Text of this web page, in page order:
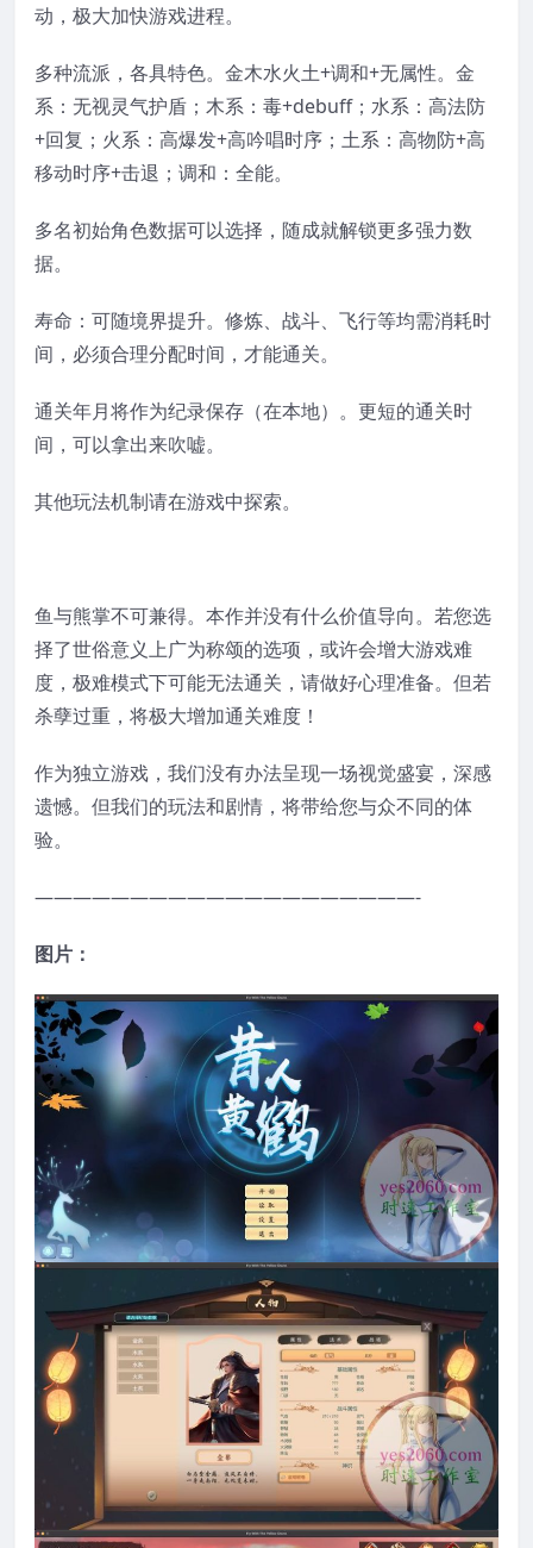
动，极大加快游戏进程。
多种流派，各具特色。金木水火土+调和+无属性。金
系：无视灵气护盾；木系：毒+debuff；水系：高法防
+回复；火系：高爆发+高吟唱时序；土系：高物防+高
移动时序+击退；调和：全能。
多名初始角色数据可以选择，随成就解锁更多强力数
据。
寿命：可随境界提升。修炼、战斗、飞行等均需消耗时
间，必须合理分配时间，才能通关。
通关年月将作为纪录保存（在本地）。更短的通关时
间，可以拿出来吹嘘。
其他玩法机制请在游戏中探索。
鱼与熊掌不可兼得。本作并没有什么价值导向。若您选
择了世俗意义上广为称颂的选项，或许会增大游戏难
度，极难模式下可能无法通关，请做好心理准备。但若
杀孽过重，将极大增加通关难度！
作为独立游戏，我们没有办法呈现一场视觉盛宴，深感
遗憾。但我们的玩法和剧情，将带给您与众不同的体
验。
————————————————————-
图片：